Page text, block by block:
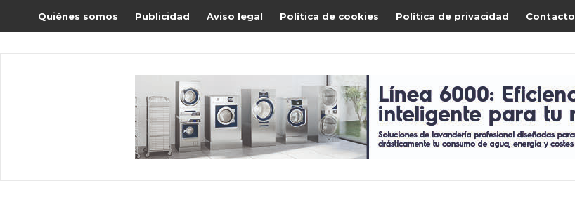
Quiénes somos Publicidad Aviso legal Política de cookies Política de privacidad Contacto